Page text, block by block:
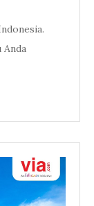
Anda